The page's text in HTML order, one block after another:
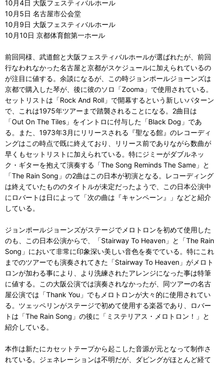
10月4日 大阪フェスティバルホール
10月5日 名古屋市公会堂
10月9日 大阪フェスティバルホール
10月10日 京都体育館第一ホール
前回同様、武道館と大阪フェスティバルホールが選ばれたが、前回
行なわれなかった名古屋と京都がスケジュールに加えられているの
が注目に値する。余談になるが、この時ジョンポールジョーンズは
京都で購入した琴が、後に彼のソロ「Zooma」で使用されている。
セットリストは「Rock And Roll」で開幕するという新しいパターン
で、これは1975年ツアーまで踏襲されることになる。2曲目は
「Out On The Tiles」をイントロに付与した「Black Dog」であ
る。また、1973年3月にリリースされる『聖なる館』のレコーディ
ングはこの時点で既に終えており、リリース前でありながら数曲が
早くもセットリストに加えられている。特にジミーがダブルネッ
ク・ギターを抱えて演奏する「The Song Reminds The Same」と
「The Rain Song」の2曲はこの日本が初演となる。レコーディング
は終えていたもののタイトルが未定だったようで、この日本公演中
にロバートは日によって「次の曲は『キャンペーン』」などと紹介
している。
ジョンポールジョーンズがステージでメロトロンを初めて使用した
のも、この日本公演からで、「Stairway To Heaven」と「The Rain
Song」において非常に印象深い美しい音色を奏でている。特にこれ
までのツアーでも演奏されてきた「Stairway To Heaven」がメロト
ロンが加わる事により、より洗練されたアレンジになった事は特筆
に値する。この大阪公演では演奏されなかったが、同ツアーの名古
屋公演では「Thank You」でもメロトロンが大々的に使用されてい
る。ツェッペリンがステージで初めて使用する楽器であり、ロバー
トは「The Rain Song」の後に「ミステリアス・メロトロン！」と
紹介している。
本作は新たにカセットテープから起こした音源が元となって制作さ
れている。ジェネレーションは不明だが、ダビングがほとんど経て